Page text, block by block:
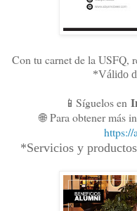
Con tu carnet de la USFQ,
*Válido
📱Síguelos en
🌐Para obtener más
https://
*Servicios y